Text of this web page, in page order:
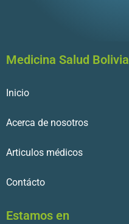
Medicina Salud Bolivia
Inicio
Acerca de nosotros
Articulos médicos
Contácto
Estamos en